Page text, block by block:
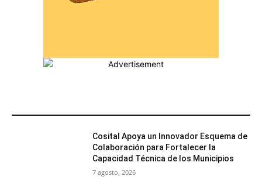
Cosital Apoya un Innovador Esquema de
Colaboración para Fortalecer la
Capacidad Técnica de los Municipios
7 agosto, 2026